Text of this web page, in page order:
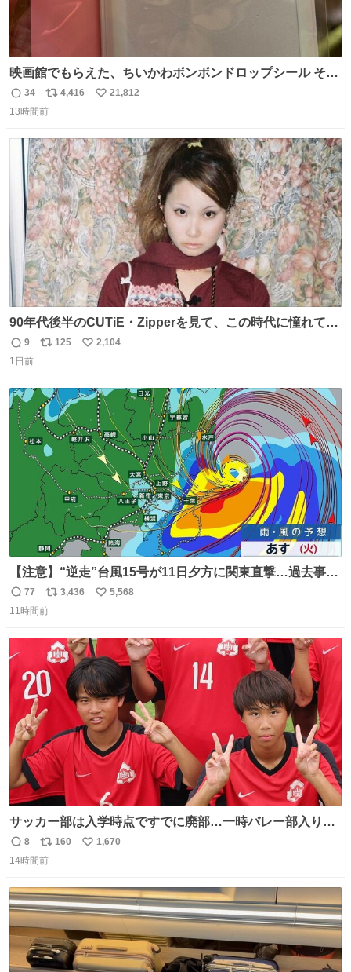
映画館でもらえた、ちいかわボンボンドロップシール その
ままキーホルダーにして使いたいって人まずキャンドゥに
行きな 何も加工せずにキーホルダーになるケースあるか
返
信
34
リ
ポ
ト
数
4,416
い
数
21,812
13時間前
90年代後半のCUTiE・Zipperを見て、この時代に憧れて
「令和」に再現した22歳🍓 身につけてるものは全て90年代
後半のお洋服❤︎
返
信
9
リ
ト
数
125
い
数
2,104
1日前
【注意】“逆走”台風15号が11日夕方に関東直撃…過去事例
が少なく予想外の被害も懸念
news.livedoor.com/lite/article_d… 台風15号はかなり珍し
に進んで上陸した台風は過去にも3例しかない。もしも、
茨城県か福島県に上陸すれば初のケースとなる。
返
信
77
リ
ポ
ト
数
3,436
い
数
5,568
11時間前
サッカー部は入学時点ですでに廃部…一時バレー部入りも
2人で復活させた伊勢原市立中沢中の柳川&宮口、合同チー
ムで歩んだ3年間の集大成で全国へ
学校サッカー大会 #全中 #ゲキサカ
返
信
8
リ
ポ
ト
数
160
い
数
1,670
14時間前